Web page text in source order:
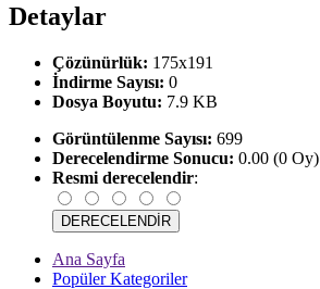
Detaylar
Çözünürlük: 175x191
İndirme Sayısı: 0
Dosya Boyutu: 7.9 KB
Görüntülenme Sayısı: 699
Derecelendirme Sonucu: 0.00 (0 Oy)
Resmi derecelendir:
Ana Sayfa
Popüler Kategoriler